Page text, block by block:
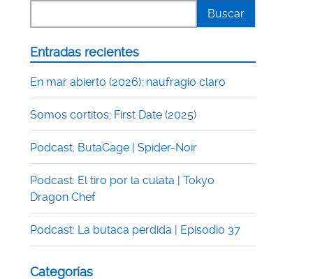
Entradas recientes
En mar abierto (2026): naufragio claro
Somos cortitos: First Date (2025)
Podcast: ButaCage | Spider-Noir
Podcast: El tiro por la culata | Tokyo
Dragon Chef
Podcast: La butaca perdida | Episodio 37
Categorías